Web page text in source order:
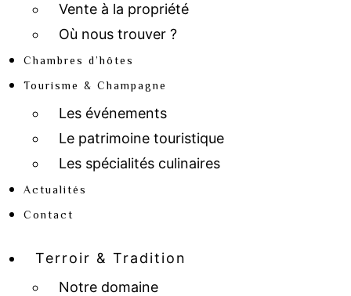
Vente à la propriété
Où nous trouver ?
Chambres d’hôtes
Tourisme & Champagne
Les événements
Le patrimoine touristique
Les spécialités culinaires
Actualités
Contact
Terroir & Tradition
Notre domaine